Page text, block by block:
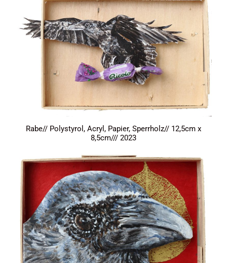
Rabe// Polystyrol, Acryl, Papier, Sperrholz// 12,5cm x
8,5cm/// 2023